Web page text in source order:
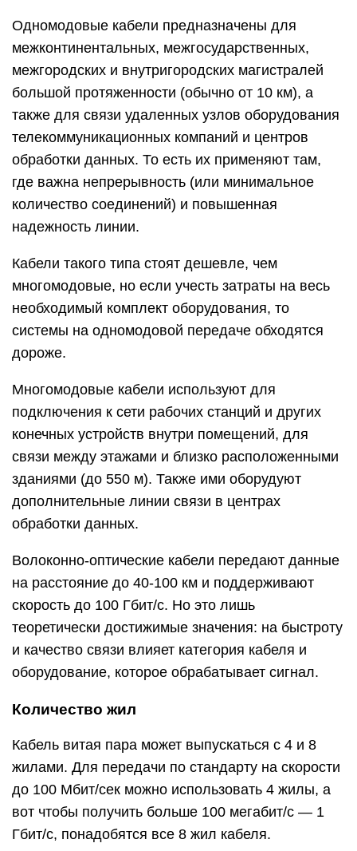
Одномодовые кабели предназначены для
межконтинентальных, межгосударственных,
межгородских и внутригородских магистралей
большой протяженности (обычно от 10 км), а
также для связи удаленных узлов оборудования
телекоммуникационных компаний и центров
обработки данных. То есть их применяют там,
где важна непрерывность (или минимальное
количество соединений) и повышенная
надежность линии.
Кабели такого типа стоят дешевле, чем
многомодовые, но если учесть затраты на весь
необходимый комплект оборудования, то
системы на одномодовой передаче обходятся
дороже.
Многомодовые кабели используют для
подключения к сети рабочих станций и других
конечных устройств внутри помещений, для
связи между этажами и близко расположенными
зданиями (до 550 м). Также ими оборудуют
дополнительные линии связи в центрах
обработки данных.
Волоконно-оптические кабели передают данные
на расстояние до 40-100 км и поддерживают
скорость до 100 Гбит/с. Но это лишь
теоретически достижимые значения: на быстроту
и качество связи влияет категория кабеля и
оборудование, которое обрабатывает сигнал.
Количество жил
Кабель витая пара может выпускаться с 4 и 8
жилами. Для передачи по стандарту на скорости
до 100 Мбит/сек можно использовать 4 жилы, а
вот чтобы получить больше 100 мегабит/с — 1
Гбит/c, понадобятся все 8 жил кабеля.